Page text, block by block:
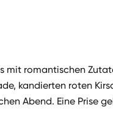
mit romantischen
kandierten roten
Abend. Eine Prise